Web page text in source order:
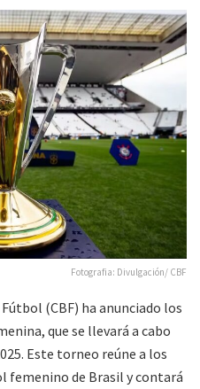
Fotografia: Divulgación/ CBF
(CBF) ha anunciado los
que se llevará a cabo
Este torneo reúne a los
femenino de Brasil y contará